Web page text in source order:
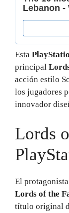
Esta
principal
acción estilo
los jugadores
innovador
Lords
El
Lords of the
título original